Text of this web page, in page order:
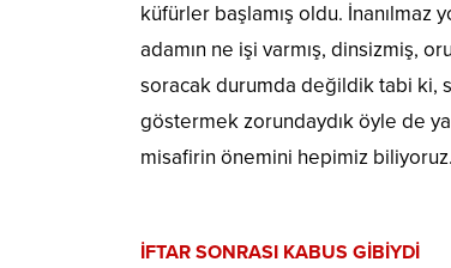
küfürler başlamış oldu.
adamın ne işi varmış, dinsizmiş,
soracak durumda değildik tabi ki,
göstermek zorundaydık öyle de
misafirin önemini hepimiz biliyoruz.
İFTAR SONRASI KABUS GİBİYDİ